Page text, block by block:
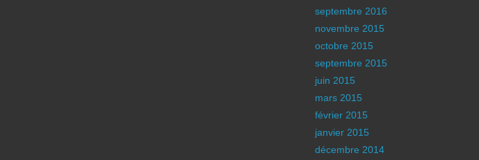
septembre 2016
novembre 2015
octobre 2015
septembre 2015
juin 2015
mars 2015
février 2015
janvier 2015
décembre 2014